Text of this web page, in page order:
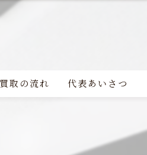
買取の流れ 代表あいさつ